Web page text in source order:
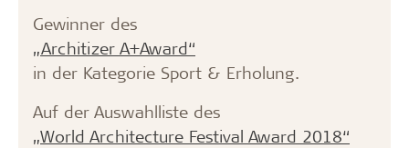
Gewinner des
„Architizer A+Award“
in der Kategorie Sport & Erholung.
Auf der Auswahlliste des
„World Architecture Festival Award 2018“